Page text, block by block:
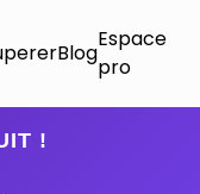
Blog
Espace
pro
!